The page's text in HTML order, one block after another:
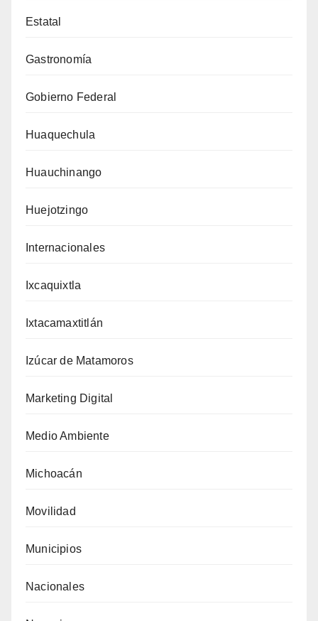
Estatal
Gastronomía
Gobierno Federal
Huaquechula
Huauchinango
Huejotzingo
Internacionales
Ixcaquixtla
Ixtacamaxtitlán
Izúcar de Matamoros
Marketing Digital
Medio Ambiente
Michoacán
Movilidad
Municipios
Nacionales